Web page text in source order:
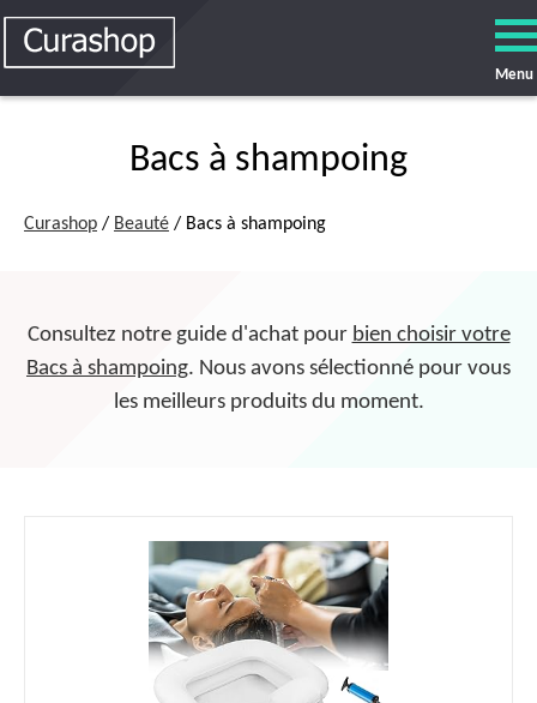
Menu
Bacs à shampoing
Curashop / Beauté / Bacs à shampoing
Consultez notre guide d'achat pour bien choisir votre
Bacs à shampoing. Nous avons sélectionné pour vous
les meilleurs produits du moment.